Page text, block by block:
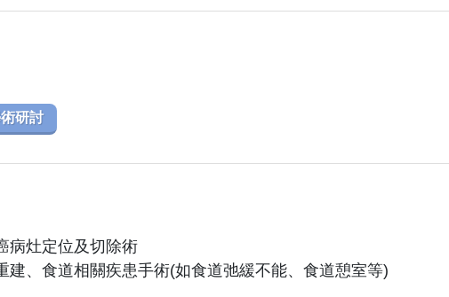
研討
病灶定位及切除術
建、食道相關疾患手術(如食道弛緩不能、食道憩室等)